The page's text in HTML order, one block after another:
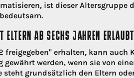
ist dieser
AB SECHS JAHREN ERLAUBT
freigegeben" erhalten, kann auch
werden, wenn sie von
steht grundsätzlich den Eltern